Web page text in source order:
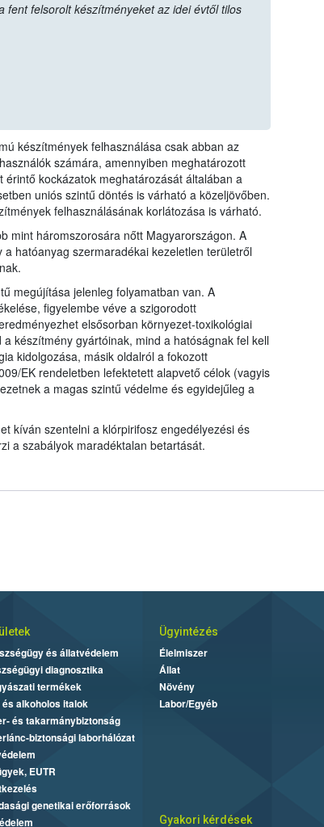
felsorolt készítményeket az idei évtől tilos
készítmények felhasználása csak abban az
számára, amennyiben meghatározott
kockázatok meghatározását általában a
uniós szintű döntés is várható a közeljövőben.
felhasználásának korlátozása is várható.
mint háromszorosára nőtt Magyarországon. A
hatóanyag szermaradékai kezeletlen területről
megújítása jelenleg folyamatban van. A
figyelembe véve a szigorodott
elsősorban környezet-toxikológiai
készítmény gyártóinak, mind a hatóságnak fel kell
kidolgozása, másik oldalról a fokozott
EK rendeletben lefektetett alapvető célok (vagyis
a magas szintű védelme és egyidejűleg a
kíván szentelni a klórpirifosz engedélyezési és
a szabályok maradéktalan betartását.
és állatvédelem
diagnosztika
termékek
alkoholos italok
és takarmánybiztonság
biztonsági laborhálózat
EUTR
genetikai erőforrások
Ügyintézés
Élelmiszer
Állat
Növény
Labor/Egyéb
Gyakori kérdések